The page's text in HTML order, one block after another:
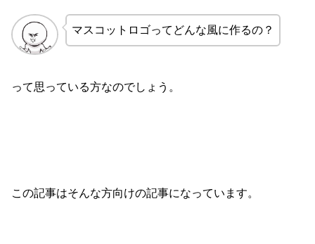
マスコットロゴってどんな風に作るの？
って思っている方なのでしょう。
この記事はそんな方向けの記事になっています。